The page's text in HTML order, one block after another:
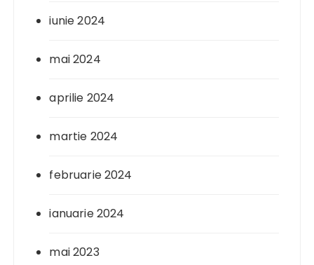
iunie 2024
mai 2024
aprilie 2024
martie 2024
februarie 2024
ianuarie 2024
mai 2023